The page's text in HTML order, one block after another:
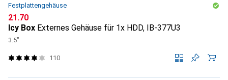
Festplattengehäuse
CHF
21.70
Icy Box Externes Gehäuse für 1x HDD, IB-377U3
3.5"
110